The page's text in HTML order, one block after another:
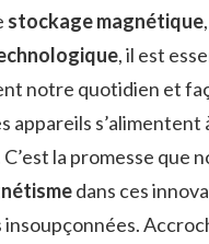
stockage magnétique
, il est
notre quotidien et
appareils
la promesse que
dans ces